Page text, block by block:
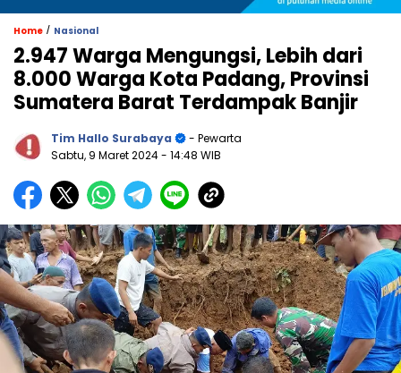
Home / Nasional
2.947 Warga Mengungsi, Lebih dari
8.000 Warga Kota Padang, Provinsi
Sumatera Barat Terdampak Banjir
Tim Hallo Surabaya
- Pewarta
Sabtu, 9 Maret 2024- 14:48 WIB